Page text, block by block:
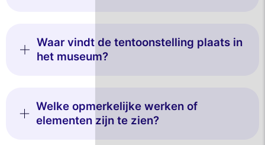
Waar vindt de tentoonstelling plaats in
het museum?
Welke opmerkelijke werken of
elementen zijn te zien?